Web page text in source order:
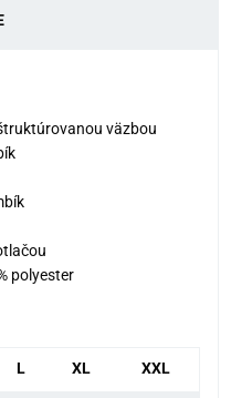
väzbou
polyester
L XL XXL